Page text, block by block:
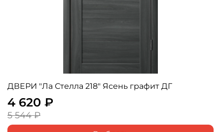
ДВЕРИ "Ла Стелла 218" Ясень графит ДГ
4 620 ₽
5 544 ₽